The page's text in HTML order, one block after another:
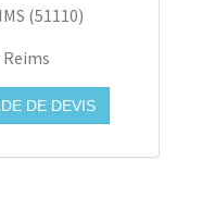
(51110)
DE DEVIS